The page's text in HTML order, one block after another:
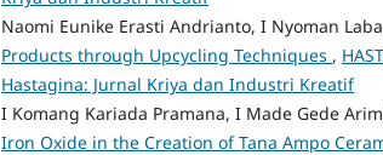
Naomi Eunike Erasti Andrianto, I Nyoman
Products through Upcycling Techniques ,
Hastagina: Jurnal Kriya dan Industri Kreatif
I Komang Kariada Pramana, I Made Gede
Iron Oxide in the Creation of Tana Ampo